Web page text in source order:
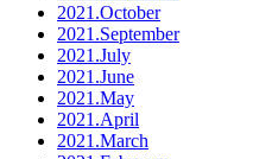
2021.October
2021.September
2021.July
2021.June
2021.May
2021.April
2021.March